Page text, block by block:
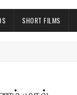
SHORT FILMS